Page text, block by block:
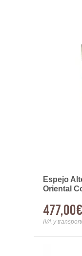
Espejo
Oriental
477,00€
IVA y